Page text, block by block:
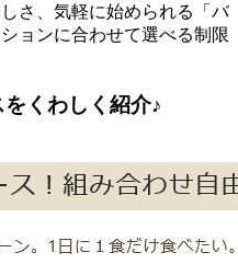
さ、気軽に始められる「バ
ョンに合わせて選べる制限
くわしく紹介♪